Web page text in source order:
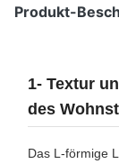
Produkt-
1- Textur
des
Das L-förmige